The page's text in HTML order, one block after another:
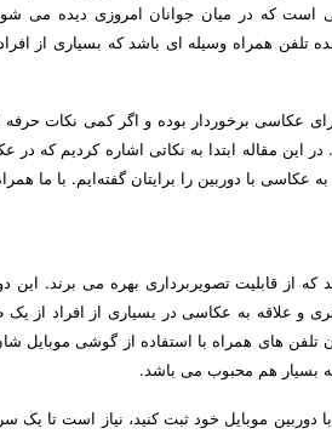
است که در میان جوانان امروزی دیده می
تلفن همراه وسیله ای باشد که بسیاری از
عکاسی برخوردار بوده و اگر کمی نکات حرفه
در این مقاله ابتدا به نکاتی اشاره کردیم
عکاسی با دوربین را برایتان گفته‌ایم. با ما
از قابلیت تصویربرداری بهره می برند. این
و علاقه به عکاسی در بسیاری از افراد از
های همراه با استفاده از گوشی موبایل
بسیار هم محبوب می باشد.
دوربین موبایل خود ثبت کنید، نیاز است تا